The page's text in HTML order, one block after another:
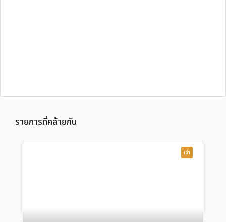
รายการที่คล้ายกัน
เช่า